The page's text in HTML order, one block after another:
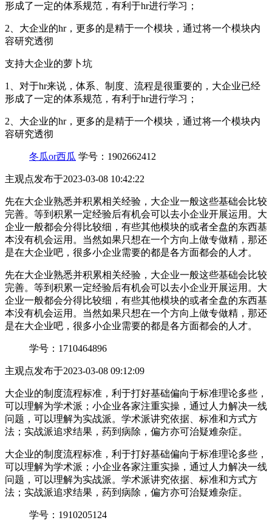
形成了一定的体系规范，有利于hr进行学习；
2、大企业的hr，更多的是精于一个模块，通过将一个模块内
容研究透彻
支持大企业的萝卜坑
1、对于hr来说，体系、制度、流程是很重要的，大企业已经
形成了一定的体系规范，有利于hr进行学习；
2、大企业的hr，更多的是精于一个模块，通过将一个模块内
容研究透彻
冬瓜or西瓜 学号：1902662412
主观点发布于2023-03-08 10:42:22
先在大企业熟悉并积累相关经验，大企业一般这些基础会比较
完善。等到积累一定经验后有机会可以去小企业开展运用。大
企业一般都会分得比较细，有些其他模块的或者全盘的东西基
本没有机会运用。当然如果只想在一个方向上做专做精，那还
是在大企业吧，很多小企业需要的都是各方面都会的人才。
先在大企业熟悉并积累相关经验，大企业一般这些基础会比较
完善。等到积累一定经验后有机会可以去小企业开展运用。大
企业一般都会分得比较细，有些其他模块的或者全盘的东西基
本没有机会运用。当然如果只想在一个方向上做专做精，那还
是在大企业吧，很多小企业需要的都是各方面都会的人才。
学号：1710464896
主观点发布于2023-03-08 09:12:09
大企业的制度流程标准，利于打好基础偏向于标准理论多些，
可以理解为学术派；小企业各家注重实操，通过人力解决一线
问题，可以理解为实战派。学术派讲究依据、标准和方式方
法；实战派追求结果，药到病除，偏方亦可治疑难杂症。
大企业的制度流程标准，利于打好基础偏向于标准理论多些，
可以理解为学术派；小企业各家注重实操，通过人力解决一线
问题，可以理解为实战派。学术派讲究依据、标准和方式方
法；实战派追求结果，药到病除，偏方亦可治疑难杂症。
学号：1910205124